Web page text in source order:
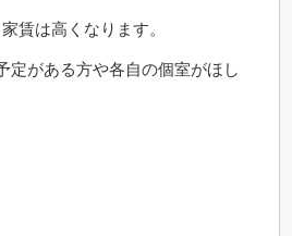
賃は高くなります。
定がある方や各自の個室がほし